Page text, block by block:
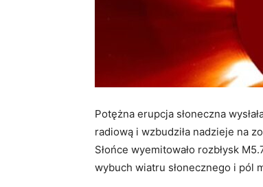
Potężna erupcja słoneczna
radiową i wzbudziła nadzieje na
Słońce wyemitowało rozbłysk
wybuch wiatru słonecznego i pól